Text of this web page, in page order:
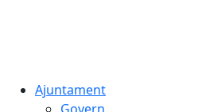
Ajuntament